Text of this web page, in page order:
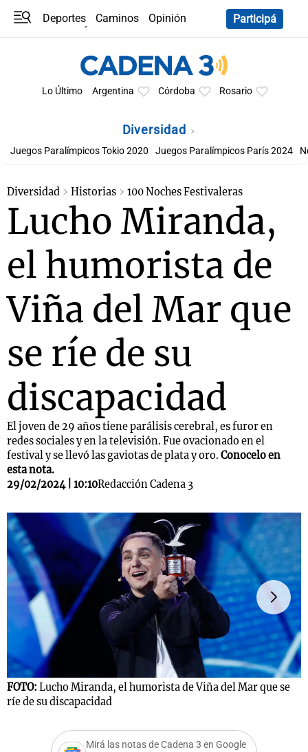
Deportes Caminos
Opinión
Participá
Lo Último Argentina Córdoba Rosario
Diversidad
Juegos Paralímpicos Tokio 2020 Juegos Paralímpicos París 2024
Diversidad Historias 100 Noches Festivaleras
Lucho Miranda,
el humorista de
Viña del Mar que
se ríe de su
discapacidad
El joven de 29 años tiene parálisis cerebral, es furor en
redes sociales y en la televisión. Fue ovacionado en el
festival y se llevó las gaviotas de plata y oro. Conocelo en
esta nota.
29/02/2024 | 10:10Redacción Cadena 3
FOTO: Lucho Miranda, el humorista de Viña del Mar que se
ríe de su discapacidad
Mirá las notas de Cadena 3 en Google
Notas
Notas